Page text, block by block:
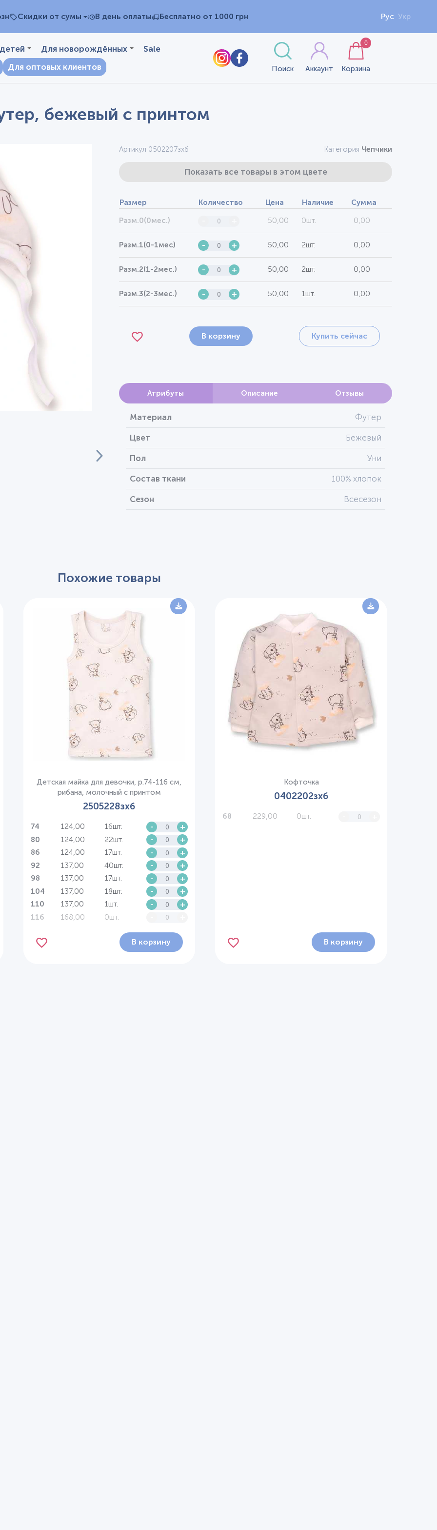
Скидки от сумы В день оплаты Бесплатно от 1000 грн Рус Укр
Для новорождённых
Sale
Для оптовых клиентов Поиск Аккаунт Корзина
0
бежевый с принтом
Артикул 0502207зхб Категория Чепчики
Показать все товары в этом цвете
Размер Количество Цена Наличие Сумма
Разм.0(0мес.) 50,00 0шт. 0,00
Разм.1(0-1мес) - + 50,00 2шт. 0,00
Разм.2(1-2мес.) - + 50,00 2шт. 0,00
Разм.3(2-3мес.) - + 50,00 1шт. 0,00
В корзину Купить сейчас
Атрибуты Описание Отзывы
Материал Футер
Цвет Бежевый
Пол Уни
Состав ткани 100% хлопок
Сезон Всесезон
Похожие товары
Детская майка для девочки, р.74-116 см,
рибана, молочный с принтом
2505228зхб
74 124,00 16шт. - +
80 124,00 22шт. - +
86 124,00 17шт. - +
92 137,00 40шт. - +
98 137,00 17шт. - +
104 137,00 18шт. - +
110 137,00 1шт. - +
116 168,00 0шт.
В корзину
Нет в наличии
Кофточка
0402202зхб
68 229,00 0шт.
В корзину